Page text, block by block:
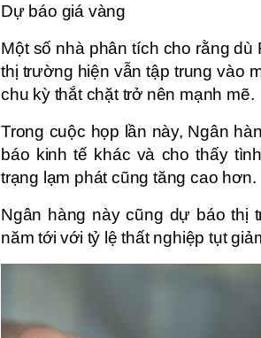
Dự báo giá vàng
Một số nhà phân tích cho rằng
thị trường hiện vẫn tập trung vào
chu kỳ thắt chặt trở nên mạnh mẽ.
Trong cuộc họp lần này, Ngân
báo kinh tế khác và cho thấy
trạng lạm phát cũng tăng cao hơn.
Ngân hàng này cũng dự báo thị
năm tới với tỷ lệ thất nghiệp tụt